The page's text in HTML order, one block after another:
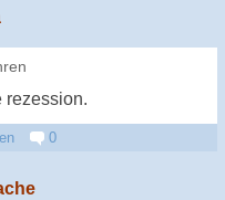
rezession.
0